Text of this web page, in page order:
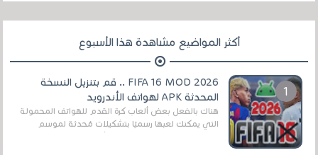
أكثر المواضيع مشاهدة هذا الأسبوع
FIFA 16 MOD 2026 .. قم بتنزيل النسخة
المحدثة APK لهواتف الأندرويد
هناك بالفعل بعض ألعاب كرة القدم للهواتف المحمولة
التي يمكنك لعبها رسميًا بتشكيلات مُحدثة لموسم